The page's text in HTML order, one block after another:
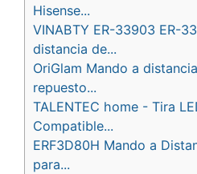
Hisense...
VINABTY ER-33903 ER-
distancia de...
OriGlam Mando a
repuesto...
TALENTEC home - Tira
Compatible...
ERF3D80H Mando a
para...